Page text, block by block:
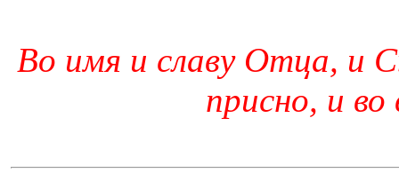
Во имя и славу Отца, и
присно, и во